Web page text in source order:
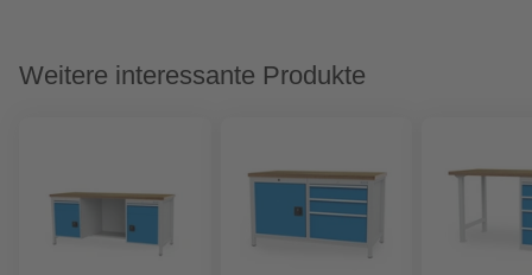
Weitere interessante Produkte